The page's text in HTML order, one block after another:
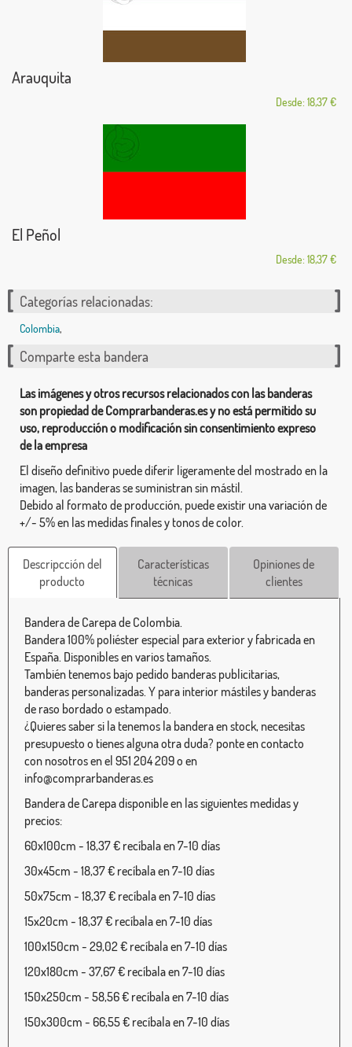
Arauquita
Desde: 18,37 €
El Peñol
Desde: 18,37 €
Categorías relacionadas:
Colombia,
Comparte esta bandera
Las imágenes y otros recursos relacionados con las banderas
son propiedad de Comprarbanderas.es y no está permitido su
uso, reproducción o modificación sin consentimiento expreso
de la empresa
El diseño definitivo puede diferir ligeramente del mostrado en la
imagen, las banderas se suministran sin mástil.
Debido al formato de producción, puede existir una variación de
+/- 5% en las medidas finales y tonos de color.
Descripcción del
producto
Características
técnicas
Opiniones de
clientes
Bandera de Carepa de Colombia.
Bandera 100% poliéster especial para exterior y fabricada en
España. Disponibles en varios tamaños.
También tenemos bajo pedido banderas publicitarias,
banderas personalizadas. Y para interior mástiles y banderas
de raso bordado o estampado.
¿Quieres saber si la tenemos la bandera en stock, necesitas
presupuesto o tienes alguna otra duda? ponte en contacto
con nosotros en el 951 204 209 o en
info@comprarbanderas.es
Bandera de Carepa disponible en las siguientes medidas y
precios:
60x100cm - 18,37 € recíbala en 7-10 días
30x45cm - 18,37 € recíbala en 7-10 días
50x75cm - 18,37 € recíbala en 7-10 días
15x20cm - 18,37 € recíbala en 7-10 días
100x150cm - 29,02 € recíbala en 7-10 días
120x180cm - 37,67 € recíbala en 7-10 días
150x250cm - 58,56 € recíbala en 7-10 días
150x300cm - 66,55 € recíbala en 7-10 días